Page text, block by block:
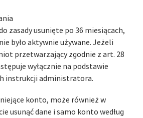
zasady usunięte po 36 miesiącach,
było aktywnie używane. Jeżeli
przetwarzający zgodnie z art. 28
wyłącznie na podstawie
instrukcji administratora.
konto, może również w
usunąć dane i samo konto według